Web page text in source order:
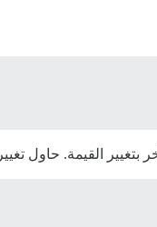
القيمة. حاول